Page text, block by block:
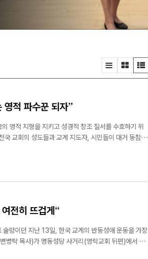
적 파수꾼 되자”
영적 지형을 지키고 성경적 창조 질서를 수호하기 위
요일 정오, 서울시의회 앞에서 숭례문에 이르는 세종대
전히 뜨겁게“
렁이던 지난 13일, 한국 교계의 반동성애 운동을 가장
병탁 목사)가 명동성당 사거리(영락교회 뒤편)에서 대